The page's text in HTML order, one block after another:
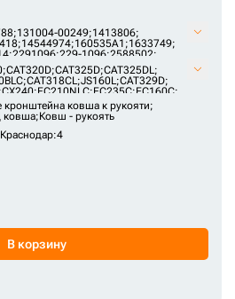
131004-00249;1413806;
14544974;160535A1;1633749;
2291096;229-1096;2588502;
5269329;526-9329;7Y2395;
JLV1810;VOE14512697;
;CAT320D;CAT325D;CAT325DL;
;CAT318CL;JS160L;CAT329D;
;CX240;EC210NLC;EC235C;EC160C;
кронштейна ковша к рукояти;
ковша;Ковш - рукоять
Краснодар:4
В корзину